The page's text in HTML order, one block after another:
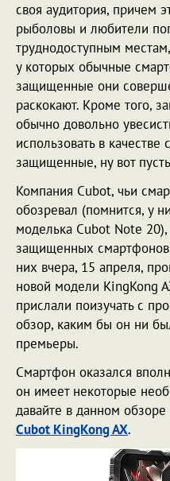
своя аудитория, причем
рыболовы и любители
труднодоступным
у которых обычные
защищенные они
раскокают. Кроме того,
обычно довольно
использовать в
защищенные, ну вот
Компания Cubot, чьи
обозревал (помнится, у
моделька Cubot Note
защищенных
них вчера, 15 апреля,
новой модели KingKong
прислали поизучать с
обзор, каким бы он ни
премьеры.
Смартфон оказался
он имеет некоторые
давайте в данном
Cubot KingKong AX.